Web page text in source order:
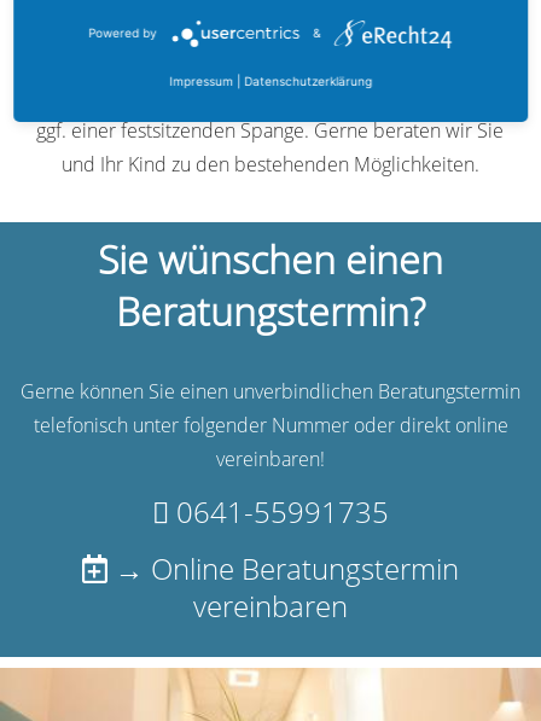
Jugendlichenwerden verschiedene Methoden
dabei den Einsatz von herausnehmbaren Systemen oder
ggf. einer festsitzenden Spange. Gerne beraten wir Sie
und Ihr Kind zu den bestehenden Möglichkeiten.
Sie wünschen einen
Beratungstermin?
Gerne können Sie einen unverbindlichen Beratungstermin
telefonisch unter folgender Nummer oder direkt online
vereinbaren!
0641-55991735
→ Online Beratungstermin
vereinbaren
Powered by &
Impressum Datenschutzerklärung